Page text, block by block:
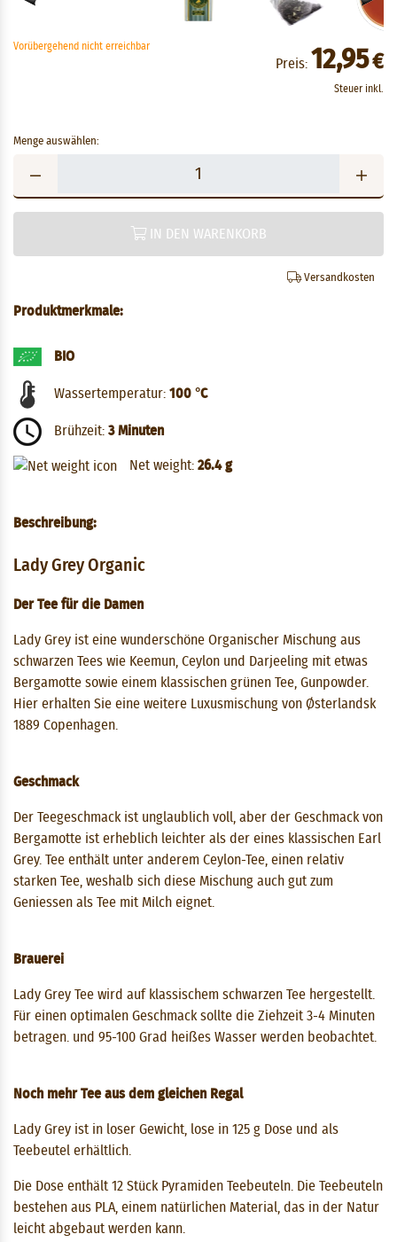
Vorübergehend nicht erreichbar
Preis: 12,95€
Steuer inkl.
Menge auswählen:
IN DEN WARENKORB
Versandkosten
Produktmerkmale:
BIO
Wassertemperatur: 100 °C
Brühzeit: 3 Minuten
Net weight: 26.4 g
Beschreibung:
Lady Grey Organic
Der Tee für die Damen
Lady Grey ist eine wunderschöne Organischer Mischung aus
schwarzen Tees wie Keemun, Ceylon und Darjeeling mit etwas
Bergamotte sowie einem klassischen grünen Tee, Gunpowder.
Hier erhalten Sie eine weitere Luxusmischung von Østerlandsk
1889 Copenhagen.
Geschmack
Der Teegeschmack ist unglaublich voll, aber der Geschmack von
Bergamotte ist erheblich leichter als der eines klassischen Earl
Grey. Tee enthält unter anderem Ceylon-Tee, einen relativ
starken Tee, weshalb sich diese Mischung auch gut zum
Geniessen als Tee mit Milch eignet.
Brauerei
Lady Grey Tee wird auf klassischem schwarzen Tee hergestellt.
Für einen optimalen Geschmack sollte die Ziehzeit 3-4 Minuten
betragen. und 95-100 Grad heißes Wasser werden beobachtet.
Noch mehr Tee aus dem gleichen Regal
Lady Grey ist in loser Gewicht, lose in 125 g Dose und als
Teebeutel erhältlich.
Die Dose enthält 12 Stück Pyramiden Teebeuteln. Die Teebeuteln
bestehen aus PLA, einem natürlichen Material, das in der Natur
leicht abgebaut werden kann.